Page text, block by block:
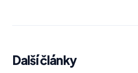
Další články